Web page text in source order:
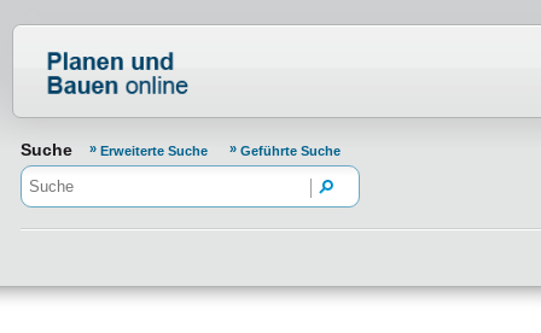
Suche Erweiterte Suche Geführte Suche